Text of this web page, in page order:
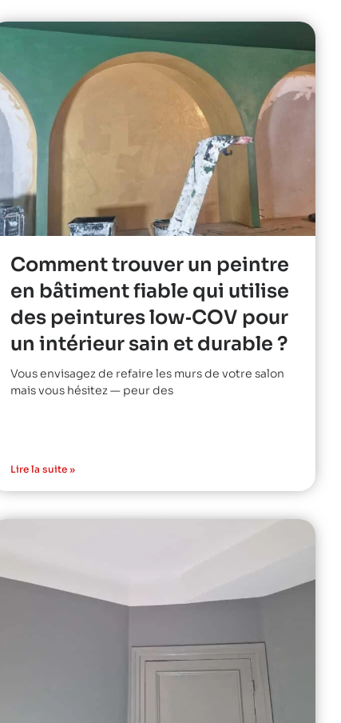
Comment trouver un peintre
en bâtiment fiable qui utilise
des peintures low‑COV pour
un intérieur sain et durable ?
Vous envisagez de refaire les murs de votre salon
mais vous hésitez — peur des
Lire la suite »